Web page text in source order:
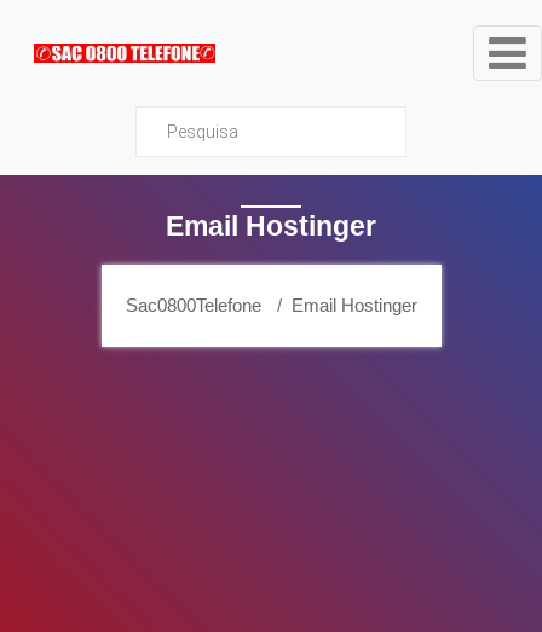
Sac0800Telefone
Email Hostinger
Sac0800Telefone Email Hostinger